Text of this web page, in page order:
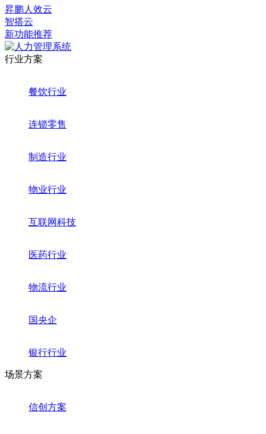
昇鹏人效云
智搭云
新功能推荐
行业方案
餐饮行业
连锁零售
制造行业
物业行业
互联网科技
医药行业
物流行业
国央企
银行行业
场景方案
信创方案